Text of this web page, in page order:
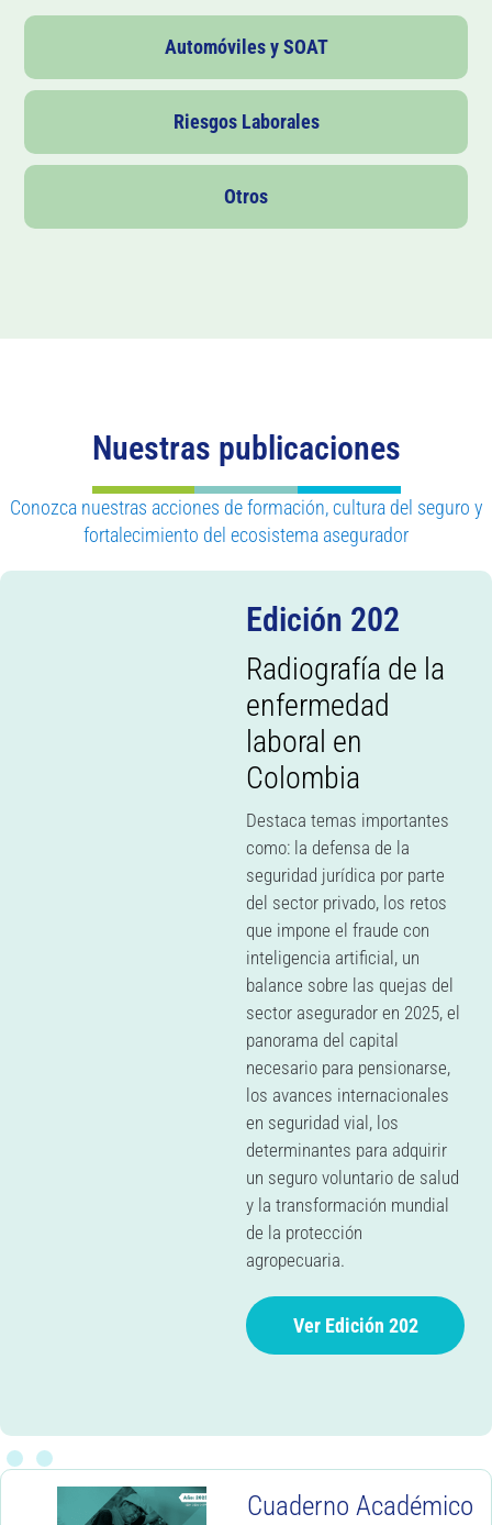
Automóviles y SOAT
Riesgos Laborales
Otros
Nuestras publicaciones
Conozca nuestras acciones de formación, cultura del seguro y
fortalecimiento del ecosistema asegurador
Edición 202
Radiografía de la
enfermedad
laboral en
Colombia
Destaca temas importantes
como: la defensa de la
seguridad jurídica por parte
del sector privado, los retos
que impone el fraude con
inteligencia artificial, un
balance sobre las quejas del
sector asegurador en 2025, el
panorama del capital
necesario para pensionarse,
los avances internacionales
en seguridad vial, los
determinantes para adquirir
un seguro voluntario de salud
y la transformación mundial
de la protección
agropecuaria.
Ver Edición 202
Cuaderno Académico